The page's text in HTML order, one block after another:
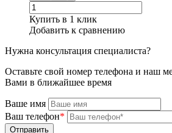
Купить в 1 клик
Добавить к сравнению
Нужна консультация специалиста?
Оставьте свой номер телефона и наш
Вами в ближайшее время
Ваше имя
Ваш телефон*